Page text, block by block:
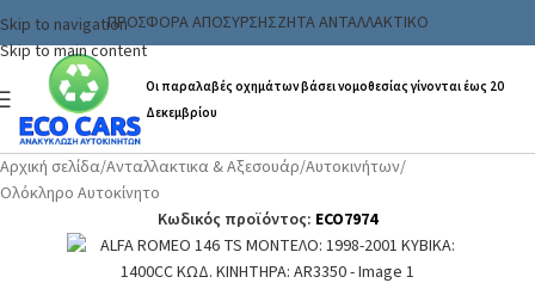
Skip to navigation
Skip to main content
ΠΡΟΣΦΟΡΑ ΑΠΟΣΥΡΣΗΣΖΗΤΑ ΑΝΤΑΛΛΑΚΤΙΚΟ
Οι παραλαβές οχημάτων βάσει νομοθεσίας γίνονται έως 20
Δεκεμβρίου
Αρχική σελίδα/Ανταλλακτικα & Αξεσουάρ/Αυτοκινήτων/
Ολόκληρο Αυτοκίνητο
Κωδικός προϊόντος: ECO7974